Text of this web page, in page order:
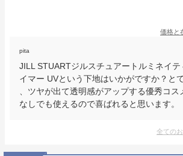
価格と
pita
JILL STUARTジルスチュアートルミネイテ
イマー UVという下地はいかがですか？と
、ツヤが出て透明感がアップする優秀コ
なしでも使えるので喜ばれると思います。
全ての